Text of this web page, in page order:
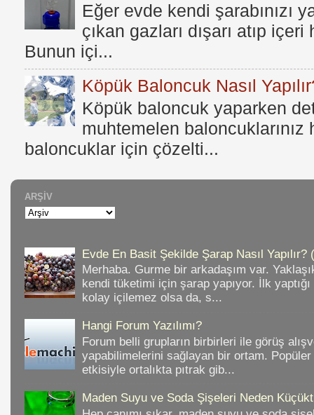
Eğer evde kendi şarabınızı
çıkan gazları dışarı atıp
Bunun içi...
Köpük Baloncuk Nasıl
Köpük baloncuk yaparken
muhtemelen baloncuklarınız
baloncuklar için çözelti...
ARŞIV
Evde En Basit Şekilde Şarap Nasıl Yapılır?
Merhaba. Gurme bir arkadaşım var.
kendi tüketimi için şarap yapıyor. İlk
kolay içilemez olsa da, s...
Hangi Forum Yazılımı?
Forum belli grupların birbirleri ile görüş
yapabilimelerini sağlayan bir ortam. Popüler
etkisiyle ortalıkta pıtrak gib...
Maden Suyu ve Soda Şişeleri Neden